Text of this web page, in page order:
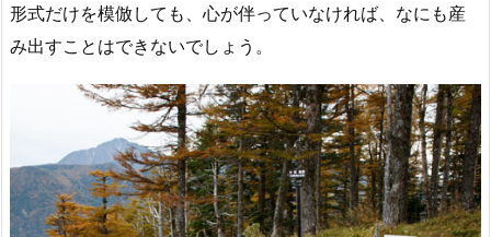
形式だけを模倣しても、心が伴っていなければ、なにも産
み出すことはできないでしょう。